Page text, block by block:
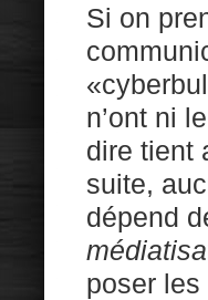
Si on
n’ont ni
dire tient
suite,
dépend
poser